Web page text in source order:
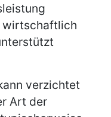
wirtschaftlich
verzichtet
Art der